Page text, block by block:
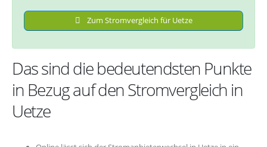
Zum Stromvergleich für Uetze
Das sind die bedeutendsten Punkte
in Bezug auf den Stromvergleich in
Uetze